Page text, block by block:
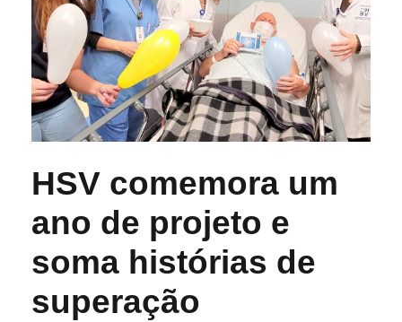
HSV comemora um
ano de projeto e
soma histórias de
superação